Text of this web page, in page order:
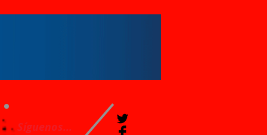
Síguenos...